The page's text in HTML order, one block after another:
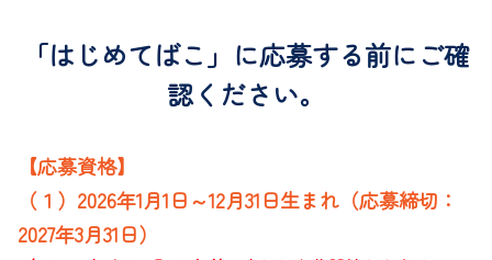
content
こ」
「はじめてばこ」に応募する前にご確
認ください。
【応募資格】
（１）2026年1月1日～12月31日生まれ（応募締切：
2027年3月31日）